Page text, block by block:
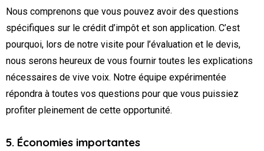
Nous comprenons que vous pouvez avoir des questions
spécifiques sur le crédit d’impôt et son application. C’est
pourquoi, lors de notre visite pour l’évaluation et le devis,
nous serons heureux de vous fournir toutes les explications
nécessaires de vive voix. Notre équipe expérimentée
répondra à toutes vos questions pour que vous puissiez
profiter pleinement de cette opportunité.
5. Économies importantes